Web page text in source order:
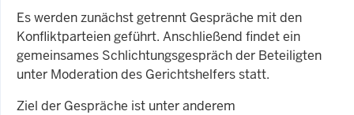
Es werden zunächst getrennt Gespräche mit den
Konfliktparteien geführt. Anschließend findet ein
gemeinsames Schlichtungsgespräch der Beteiligten
unter Moderation des Gerichtshelfers statt.
Ziel der Gespräche ist unter anderem